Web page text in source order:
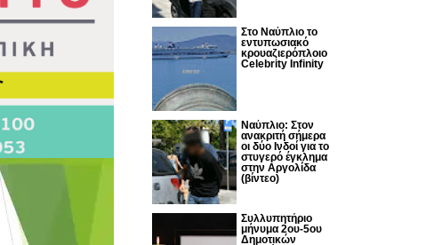
Στο Ναύπλιο το
εντυπωσιακό
κρουαζιερόπλοιο
Celebrity Infinity
Nαύπλιο: Στον
ανακριτή σήμερα
οι δύο Ινδοί για το
στυγερό έγκλημα
στην Αργολίδα
(βίντεο)
Συλλυπητήριο
μήνυμα 2ου-5ου
Δημοτικών